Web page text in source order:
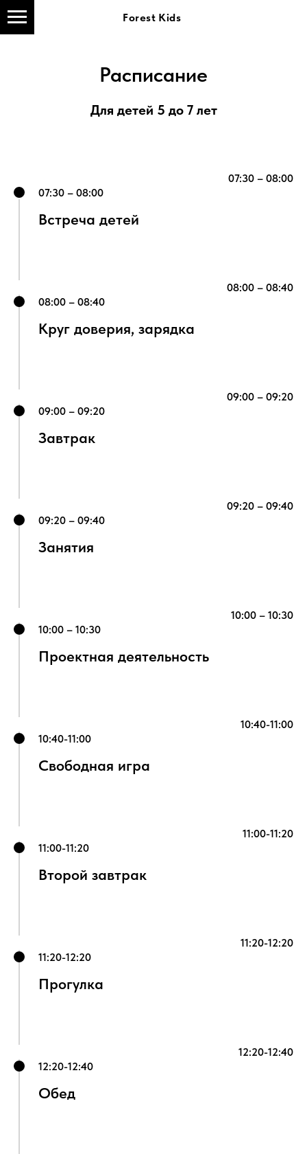
Forest Kids
Расписание
Для детей 5 до 7 лет
07:30 – 08:00
07:30 – 08:00
Встреча детей
08:00 – 08:40
08:00 – 08:40
Круг доверия, зарядка
09:00 – 09:20
09:00 – 09:20
Завтрак
09:20 – 09:40
09:20 – 09:40
Занятия
10:00 – 10:30
10:00 – 10:30
Проектная деятельность
10:40-11:00
10:40-11:00
Свободная игра
11:00-11:20
11:00-11:20
Второй завтрак
11:20-12:20
11:20-12:20
Прогулка
12:20-12:40
12:20-12:40
Обед